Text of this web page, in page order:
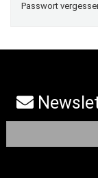
Passwort